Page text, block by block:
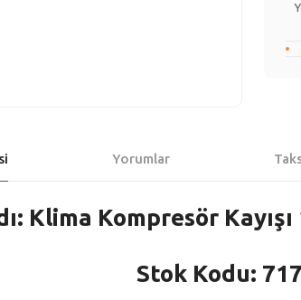
Yorumlar
Klima Kompresör
Stok Kodu: